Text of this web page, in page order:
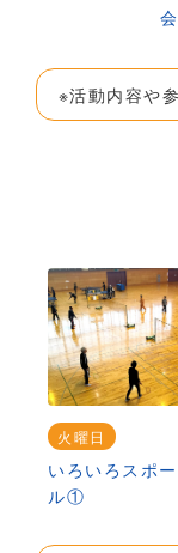
※活動内容や
火曜日
いろいろスポ
ル①